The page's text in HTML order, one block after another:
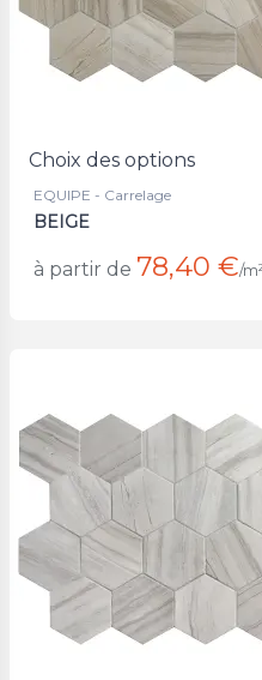
Choix des options
EQUIPE - Carrelage
BEIGE
à partir de 78,40 €/m²